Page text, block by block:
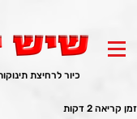
כיור לרחיצת
זמן קריאה 2 דקות